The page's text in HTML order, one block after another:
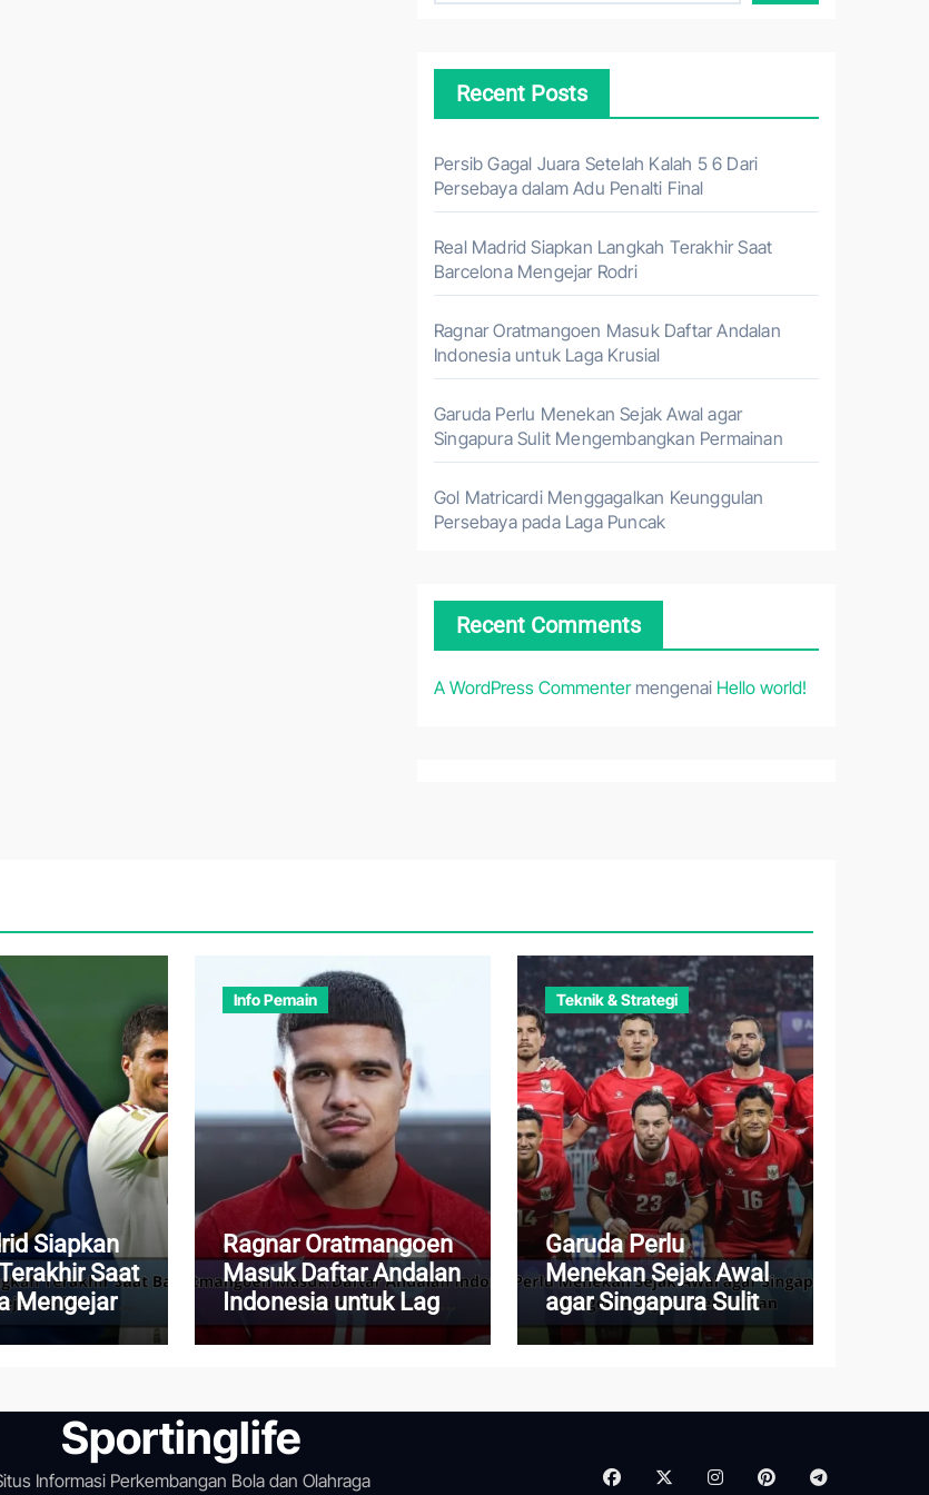
Recent Posts
Persib Gagal Juara Setelah Kalah 5 6 Dari
Persebaya dalam Adu Penalti Final
Real Madrid Siapkan Langkah Terakhir Saat
Barcelona Mengejar Rodri
Ragnar Oratmangoen Masuk Daftar Andalan
Indonesia untuk Laga Krusial
Garuda Perlu Menekan Sejak Awal agar
Singapura Sulit Mengembangkan Permainan
Gol Matricardi Menggagalkan Keunggulan
Persebaya pada Laga Puncak
Recent Comments
A WordPress Commentermengenai Hello world!
Siapkan
Saat
Mengejar
Info Pemain
Ragnar Oratmangoen
Masuk Daftar Andalan
Indonesia untuk Laga
Krusial
Teknik & Strategi
Garuda Perlu
Menekan Sejak Awal
agar Singapura Sulit
Mengembangkan
Sportinglife
Informasi Perkembangan Bola dan Olahraga